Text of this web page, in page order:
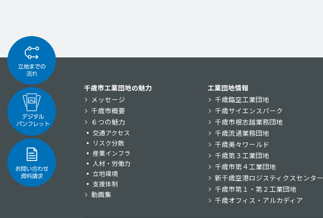
千歳市工業団地の魅力
メッセージ
千歳市概要
６つの魅力
交通アクセス
リスク分散
産業インフラ
人材・労働力
立地環境
支援体制
動画集
工業団地情報
千歳臨空工業団地
千歳サイエンスパーク
千歳市根志越業務団地
千歳流通業務団地
千歳美々ワールド
千歳第３工業団地
千歳市第４工業団地
新千歳空港ロジスティクスセンター
千歳市第１・第２工業団地
千歳オフィス・アルカディア